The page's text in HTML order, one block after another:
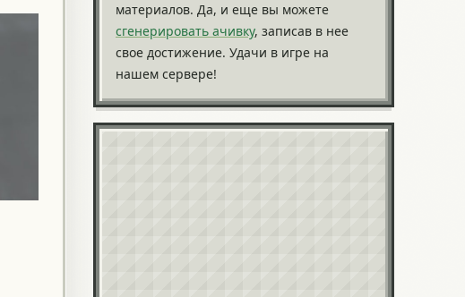
материалов. Да, и еще вы можете
сгенерировать ачивку, записав в нее
свое достижение. Удачи в игре на
нашем сервере!